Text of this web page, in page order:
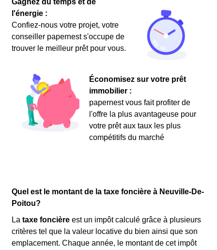
Gagnez du temps et de
l'énergie :
Confiez-nous votre projet, votre
conseiller papernest s'occupe de
trouver le meilleur prêt pour vous.
Économisez sur votre prêt
immobilier :
papernest vous fait profiter de
l'offre la plus avantageuse pour
votre prêt aux taux les plus
compétitifs du marché
Quel est le montant de la taxe foncière à Neuville-De-
Poitou?
La taxe foncière est un impôt calculé grâce à plusieurs
critères tel que la valeur locative du bien ainsi que son
emplacement. Chaque année, le montant de cet impôt